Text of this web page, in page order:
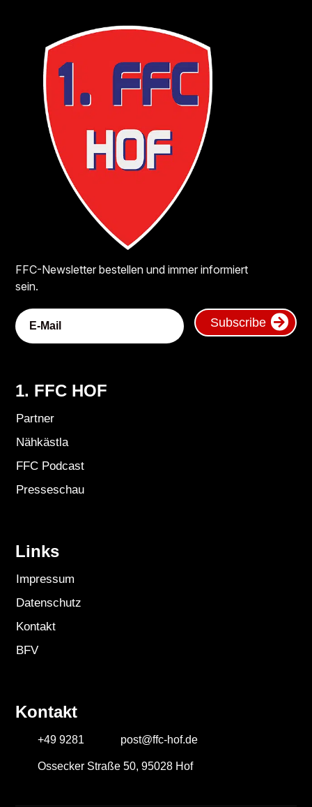
FFC-Newsletter bestellen und immer informiert
sein.
Subscribe
1. FFC HOF
Partner
Nähkästla
FFC Podcast
Presseschau
Links
Impressum
Datenschutz
Kontakt
BFV
Kontakt
+49 9281 post@ffc-hof.de
Ossecker Straße 50, 95028 Hof